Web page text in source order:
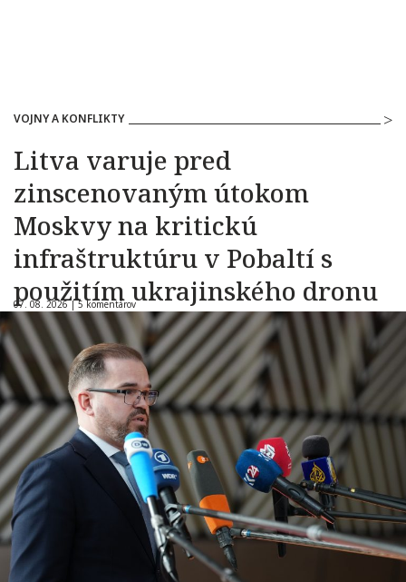
VOJNY A KONFLIKTY
Litva varuje pred
zinscenovaným útokom
Moskvy na kritickú
infraštruktúru v Pobaltí s
použitím ukrajinského dronu
07. 08. 2026 |5 komentárov